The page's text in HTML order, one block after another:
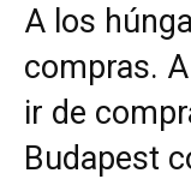
A los
compras.
ir de
Budapest